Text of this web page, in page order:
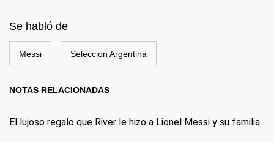
Se habló de
Messi Selección Argentina
NOTAS RELACIONADAS
El lujoso regalo que River le hizo a Lionel Messi y su familia